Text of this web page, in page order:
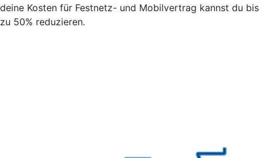
deine Kosten für Festnetz- und Mobilvertrag kannst du bis
zu 50% reduzieren.